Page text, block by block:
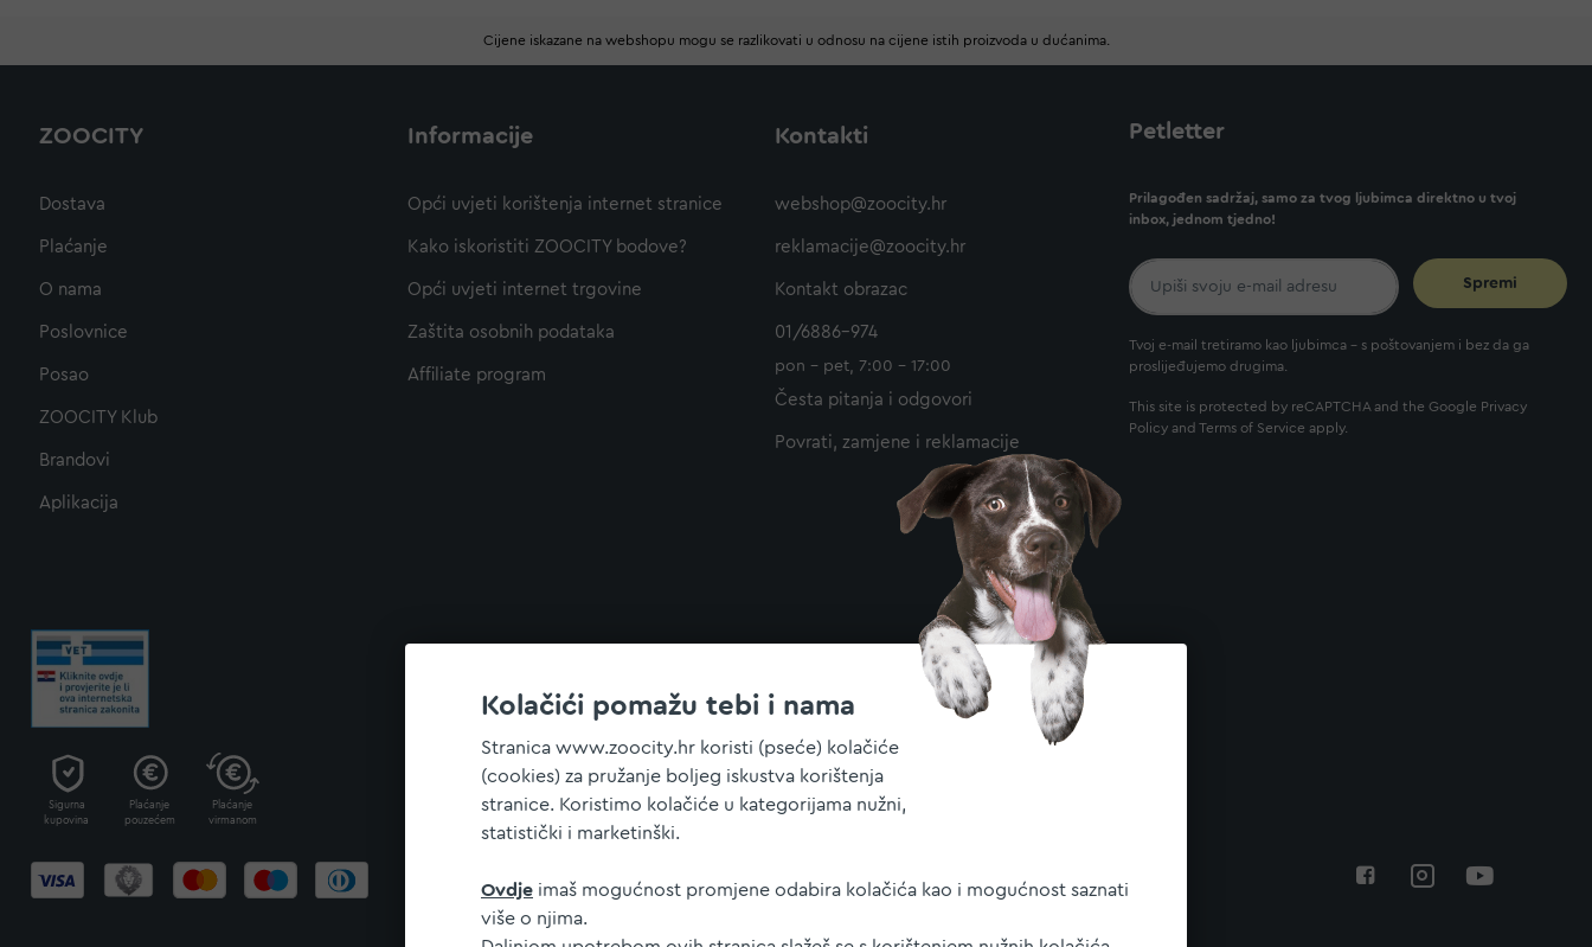
Kolačići pomažu tebi i nama
Stranica www.zoocity.hr koristi (pseće) kolačiće
(cookies) za pružanje boljeg iskustva korištenja
stranice. Koristimo kolačiće u kategorijama nužni,
statistički i marketinški.
Ovdje imaš mogućnost promjene odabira kolačića kao i mogućnost saznati
više o njima.
Cijene iskazane na webshopu mogu se razlikovati u odnosu na cijene istih proizvoda u dućanima.
ZOOCITY
Dostava
Plaćanje
O nama
Poslovnice
Posao
ZOOCITY Klub
Brandovi
Aplikacija
Informacije
Opći uvjeti korištenja internet stranice
Kako iskoristiti ZOOCITY bodove?
Opći uvjeti internet trgovine
Zaštita osobnih podataka
Affiliate program
Kontakti
webshop@zoocity.hr
reklamacije@zoocity.hr
Kontakt obrazac
01/6886-974
pon - pet, 7:00 - 17:00
Česta pitanja i odgovori
Povrati, zamjene i reklamacije
Petletter
Prilagođen sadržaj, samo za tvog ljubimca direktno u tvoj
inbox, jednom tjedno!
Spremi
Tvoj e-mail tretiramo kao ljubimca - s poštovanjem i bez da ga
proslijeđujemo drugima.
This site is protected by reCAPTCHA and the Google Privacy
Policy and Terms of Service apply.
Sigurna
kupovina
Plaćanje
pouzećem
Plaćanje
virmanom